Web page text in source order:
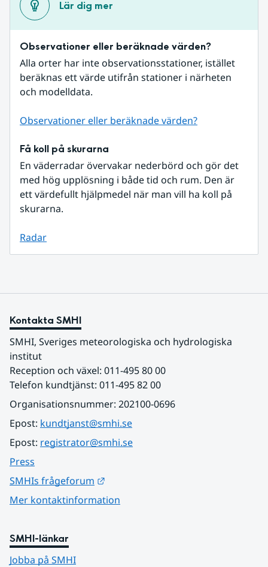
Lär dig mer
Observationer eller beräknade värden?
Alla orter har inte observationsstationer, istället
beräknas ett värde utifrån stationer i närheten
och modelldata.
Observationer eller beräknade värden?
Få koll på skurarna
En väderradar övervakar nederbörd och gör det
med hög upplösning i både tid och rum. Den är
ett värdefullt hjälpmedel när man vill ha koll på
skurarna.
Radar
Kontakta SMHI
SMHI, Sveriges meteorologiska och hydrologiska
institut
Reception och växel: 011-495 80 00
Telefon kundtjänst: 011-495 82 00
Organisationsnummer: 202100-0696
Epost: kundtjanst@smhi.se
Epost: registrator@smhi.se
Press
SMHIs frågeforum
Mer kontaktinformation
SMHI-länkar
Jobba på SMHI